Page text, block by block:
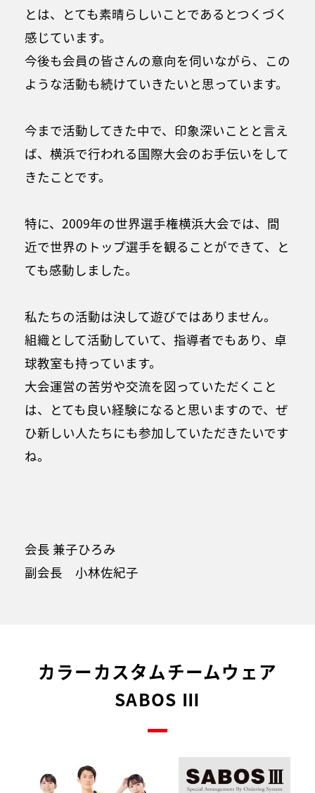
とは、とても素晴らしいことであるとつくづく
感じています。
今後も会員の皆さんの意向を伺いながら、この
ような活動も続けていきたいと思っています。
今まで活動してきた中で、印象深いことと言え
ば、横浜で行われる国際大会のお手伝いをして
きたことです。
特に、2009年の世界選手権横浜大会では、間
近で世界のトップ選手を観ることができて、と
ても感動しました。
私たちの活動は決して遊びではありません。
組織として活動していて、指導者でもあり、卓
球教室も持っています。
大会運営の苦労や交流を図っていただくこと
は、とても良い経験になると思いますので、ぜ
ひ新しい人たちにも参加していただきたいです
ね。
会長 兼子ひろみ
副会長 小林佐紀子
カラーカスタムチームウェア
SABOS Ⅲ